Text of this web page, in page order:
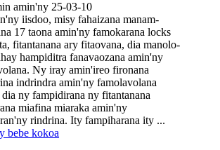
amin'ny 25-03-10
iisdoo, misy fahaizana manam-
17 taona amin'ny famokarana locks
fitantanana ary fitaovana, dia manolo-
hampiditra fanavaozana amin'ny
Ny iray amin'ireo fironana
indrindra amin'ny famolavolana
ny fampidirana ny fitantanana
miafina miaraka amin'ny
rindrina. Ity fampiharana ity ...
bebe kokoa